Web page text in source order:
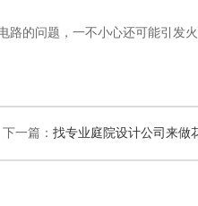
的问题，一不小心还可能引发火
下一篇： 找专业庭院设计公司来做